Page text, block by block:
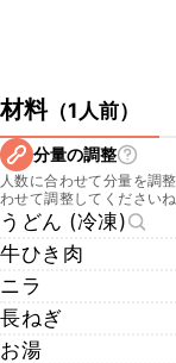
材料（1人前）
分量の調整
人数に合わせて分量を調
わせて調整してくださいね
うどん (冷凍)
牛ひき肉
ニラ
長ねぎ
お湯